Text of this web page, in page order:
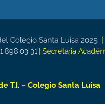
Colegio Santa Luisa 2025
898 03 31 | Secretaria
T.I. – Colegio Santa Luisa